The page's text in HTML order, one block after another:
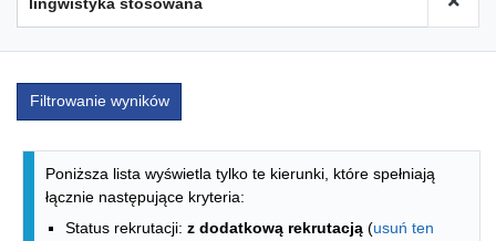
Filtrowanie wyników
Lista kierunków - spis według
Poniższa lista wyświetla tylko te kierunki, które spełniają
łącznie następujące kryteria:
Status rekrutacji: z dodatkową rekrutacją (usuń ten